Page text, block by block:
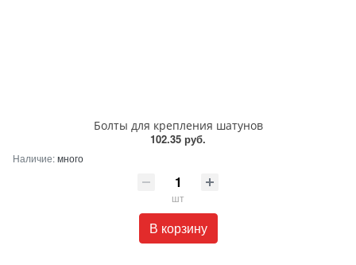
Болты для крепления шатунов
102.35 руб.
Наличие:много
шт
В корзину